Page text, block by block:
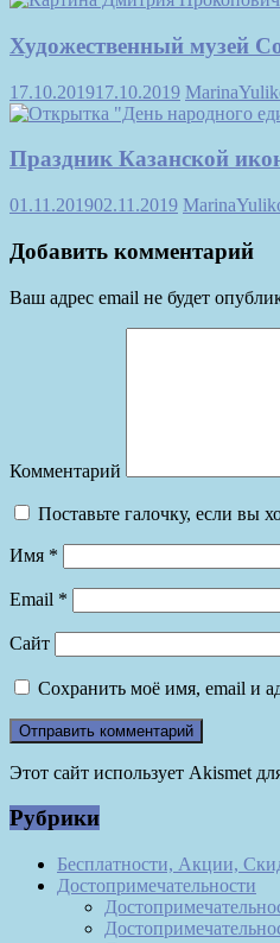
Художественный музей
17.10.201917.10.2019
Праздник Казанской
01.11.201902.11.2019
Добавить комментарий
Ваш адрес email не будет
Комментарий
Поставьте галочку, если вы
Имя *
Email *
Сайт
Сохранить моё имя, email и
Этот сайт использует Akismet
Рубрики
Бесплатности, Акции,
Достопримечательности